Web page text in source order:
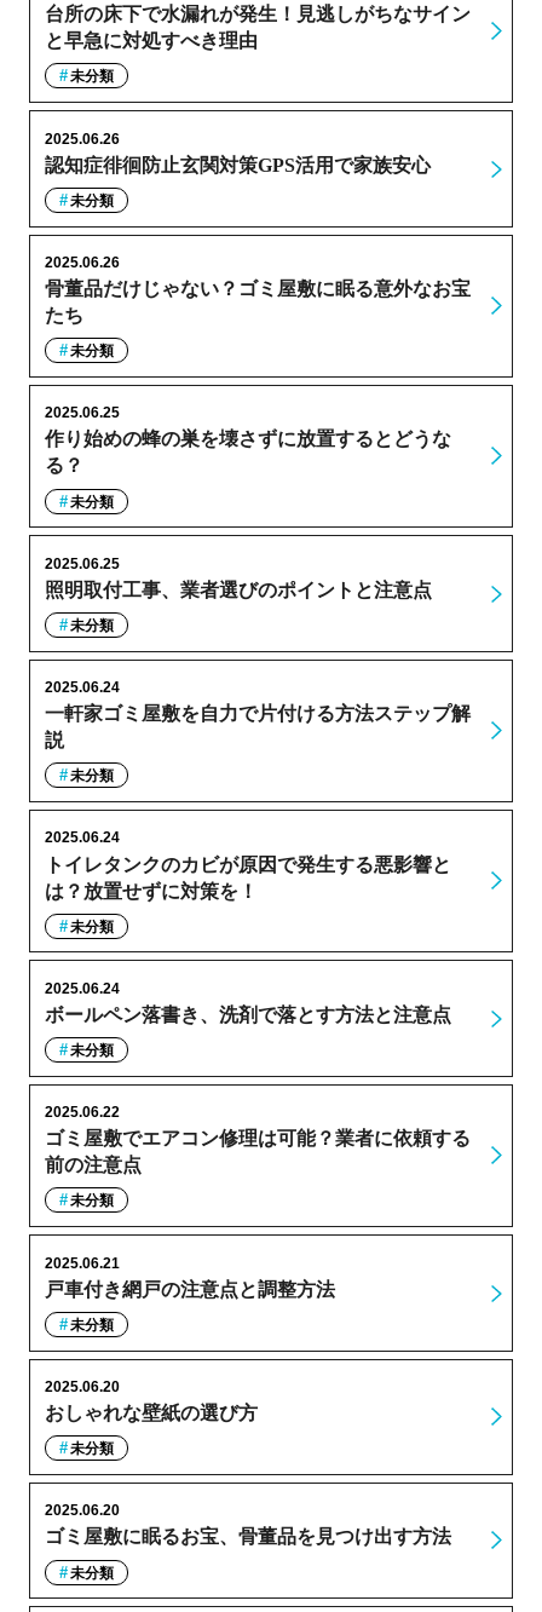
台所の床下で水漏れが発生！見逃しがちなサイン
と早急に対処すべき理由
未分類
認知症徘徊防止玄関対策GPS活用で家族安心
2025.06.26
未分類
骨董品だけじゃない？ゴミ屋敷に眠る意外なお宝
たち
2025.06.26
未分類
作り始めの蜂の巣を壊さずに放置するとどうな
る？
2025.06.25
未分類
照明取付工事、業者選びのポイントと注意点
2025.06.25
未分類
一軒家ゴミ屋敷を自力で片付ける方法ステップ解
説
2025.06.24
未分類
トイレタンクのカビが原因で発生する悪影響と
は？放置せずに対策を！
2025.06.24
未分類
ボールペン落書き、洗剤で落とす方法と注意点
2025.06.24
未分類
ゴミ屋敷でエアコン修理は可能？業者に依頼する
前の注意点
2025.06.22
未分類
戸車付き網戸の注意点と調整方法
2025.06.21
未分類
おしゃれな壁紙の選び方
2025.06.20
未分類
ゴミ屋敷に眠るお宝、骨董品を見つけ出す方法
2025.06.20
未分類